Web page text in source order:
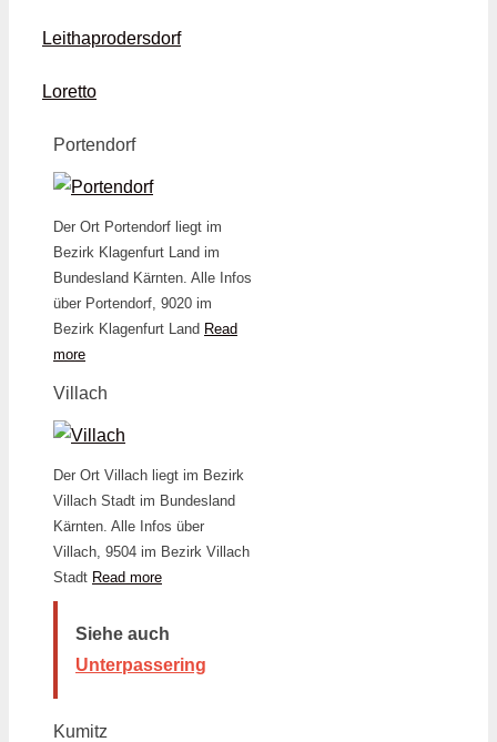
Leithaprodersdorf
Loretto
Portendorf
Der Ort Portendorf liegt im
Bezirk Klagenfurt Land im
Bundesland Kärnten. Alle Infos
über Portendorf, 9020 im
Bezirk Klagenfurt Land Read
more
Villach
Der Ort Villach liegt im Bezirk
Villach Stadt im Bundesland
Kärnten. Alle Infos über
Villach, 9504 im Bezirk Villach
Stadt Read more
Siehe auch
Unterpassering
Kumitz